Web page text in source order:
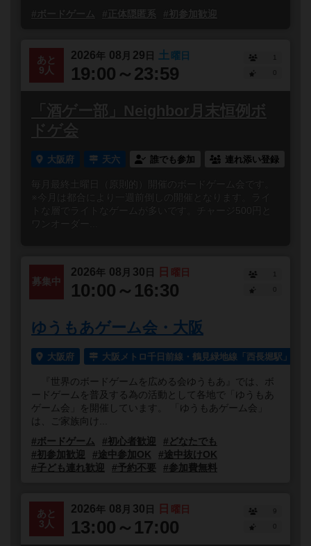
#ボードゲーム
#正体隠匿系 #初参加歓迎
あと
9人
2026年 08 月 29 日 土 曜日
19:00～23:59
1
「酒ゲー部」Neighbor月末恒例ボ
ドゲ会
大阪府 天六 誰でも参加 連れ添い登録
毎月最終土曜日（原則的）開催のボードゲーム会です。
※今月は都合により一週前倒しの開催となります。ライ
トな層でライトなゲームが多いです。チャージ500円と
募集中
2026年 08 月 30 日 日 曜日
10:00～16:30
1
ゆうもあゲーム会・大阪
大阪府 大阪メトロ千日前線・鶴見緑地線「西長堀駅」よ
『世界のボードゲームを広める会ゆうもあ』では、ボ
ードゲームを普及する為の活動として各地で「ゆうもあ
ゲーム会」を開催しています。 「ゆうもあゲーム会」
は、ご家族向け...
#ボードゲーム
#初心者歓迎
#どなたでも
#初参加歓迎
#途中参加OK
#途中抜けOK
#子ども連れ歓迎
#予約不要 #参加費無料
あと
3人
2026年 08 月 30 日 日 曜日
13:00～17:00
9